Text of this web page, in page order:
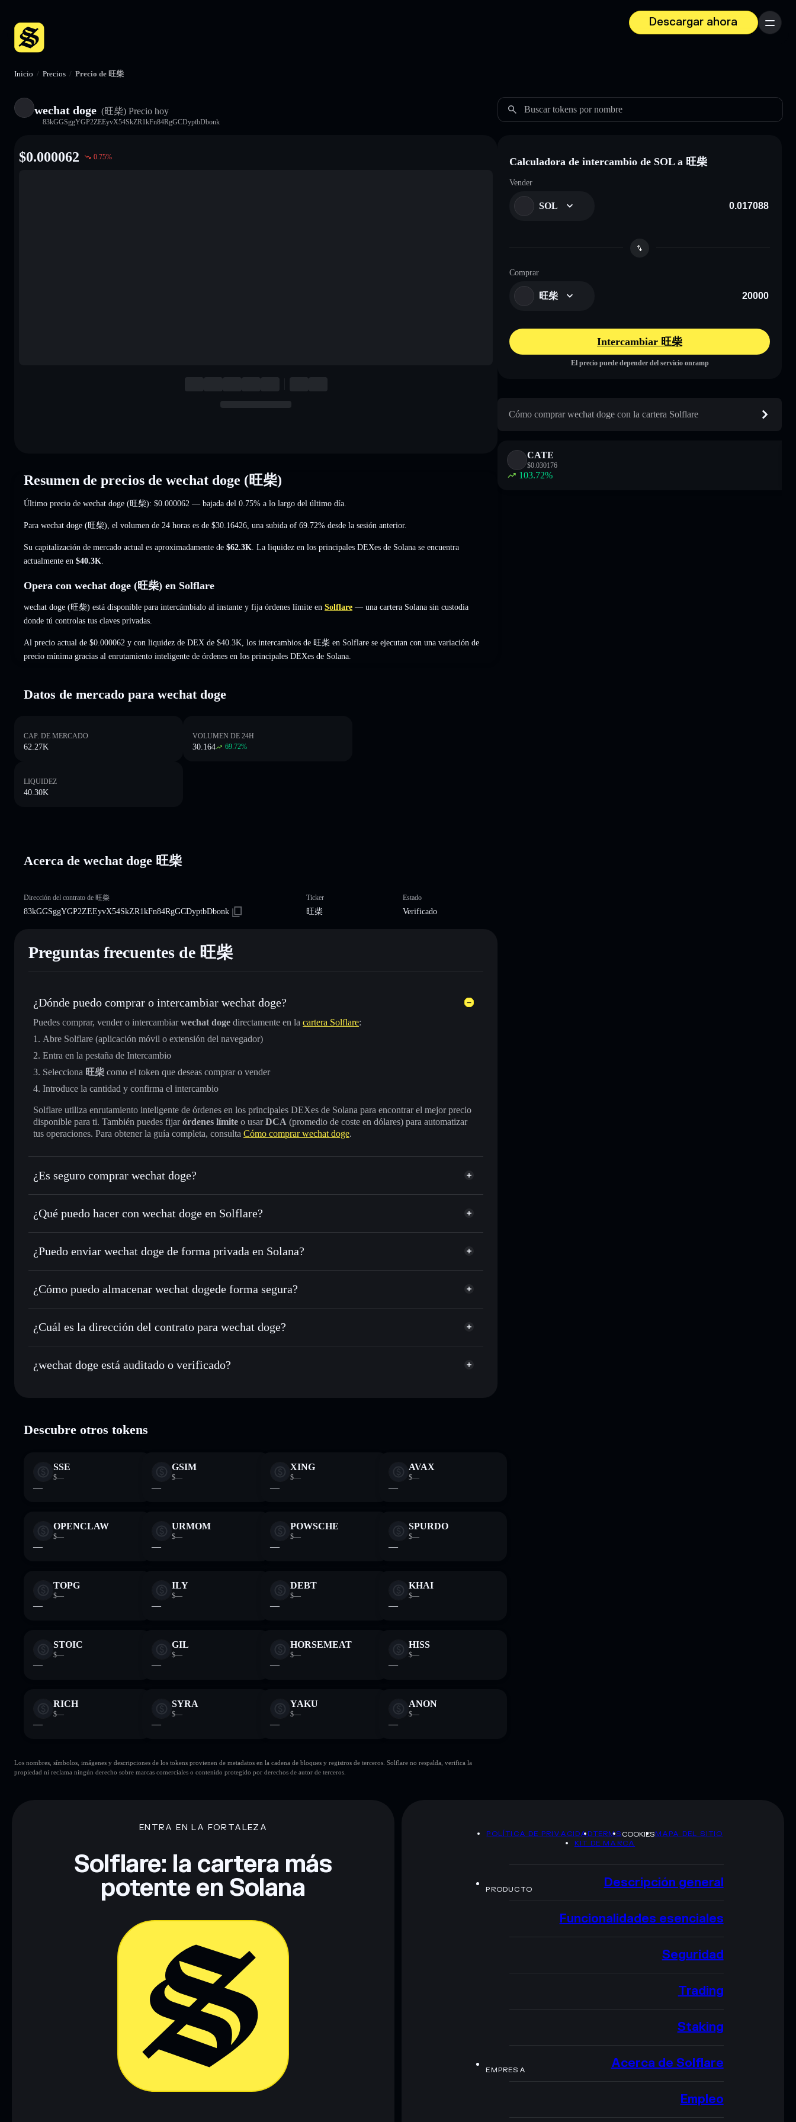
Descargar ahora
Menú
Inicio / Precios / Precio de 旺柴
wechat doge (旺柴) Precio hoy
83kGGSggYGP2ZEEyvX54SkZR1kFn84RgGCDyptbDbonk
Buscar tokens por nombre
$0.000062 0.75%
Resumen de precios de wechat doge (旺柴)
Último precio de wechat doge (旺柴): $0.000062 — bajada del 0.75% a lo largo del último día.
Para wechat doge (旺柴), el volumen de 24 horas es de $30.16426 una subida of 69.72% desde la sesión anterior.
Su capitalización de mercado actual es aproximadamente de $62.3K . La liquidez en los principales DEXes de Solana se encuentra
actualmente en $40.3K
Opera con wechat doge (旺柴) en Solflare
wechat doge (旺柴) está disponible para intercámbialo al instante y fija órdenes límite en Solflare — una cartera Solana sin custodia
donde tú controlas tus claves privadas.
Al precio actual de $0.000062 y con liquidez de DEX de $40.3K, los intercambios de 旺柴 en Solflare se ejecutan con una variación de
precio mínima gracias al enrutamiento inteligente de órdenes en los principales DEXes de Solana.
Datos de mercado para wechat doge
CAP. DE MERCADO
62.27K
VOLUMEN DE 24H
30.164 69.72%
LIQUIDEZ
40.30K
Acerca de wechat doge 旺柴
Dirección del contrato de 旺柴
83kGGSggYGP2ZEEyvX54SkZR1kFn84RgGCDyptbDbonk
Ticker
旺柴
Estado
Verificado
Preguntas frecuentes de 旺柴
¿Dónde puedo comprar o intercambiar wechat doge?
Puedes comprar, vender o intercambiarwechat doge directamente en la cartera Solflare:
Abre Solflare (aplicación móvil o extensión del navegador)
Entra en la pestaña de Intercambio
Selecciona 旺柴 como el token que deseas comprar o vender
Introduce la cantidad y confirma el intercambio
Solflare utiliza enrutamiento inteligente de órdenes en los principales DEXes de Solana para encontrar el mejor precio
disponible para ti. También puedes fijarórdenes límite o usarDCA (promedio de coste en dólares) para automatizar
tus operaciones. Para obtener la guía completa, consulta Cómo comprar wechat doge.
¿Es seguro comprar wechat doge?
wechat doge token verificado
¿Qué puedo hacer con wechat doge en Solflare?
wechat doge
cartera de Solflare
Intercambiar al instante : operar con 旺柴 para SOL, USDC o miles de otros tokens de Solana con enrutamiento
Utilizar DCA: promedio de coste en dólares en 旺柴 a lo largo del tiempo
Enviar de forma privada: transferir 旺柴 sin vincular públicamente las carteras usando el agregador de privacidad
integrado de Solflare
Holdear de forma segura: almacenar 旺柴 en una cartera sin custodia donde tú controla tus claves privadas
¿Puedo enviar wechat doge de forma privada en Solana?
cartera de Solflare agregador de privacidad
wechat
doge
¿Cómo puedo almacenar wechat dogede forma segura?
wechat doge cartera sin custodia Solflare
¿Cuál es la dirección del contrato para wechat doge?
wechat doge
83kGGSggYGP2ZEEyvX54SkZR1kFn84RgGCDyptbDbonk
¿wechat doge está auditado o verificado?
Descubre otros tokens
SSE
$—
—
GSIM
$—
—
XING
$—
—
AVAX
$—
—
OPENCLAW
$—
—
URMOM
$—
—
POWSCHE
$—
—
SPURDO
$—
—
TOPG
$—
—
ILY
$—
—
DEBT
$—
—
KHAI
$—
—
STOIC
$—
—
GIL
$—
—
HORSEMEAT
$—
—
HISS
$—
—
RICH
$—
—
SYRA
$—
—
YAKU
$—
—
ANON
$—
—
Los nombres, símbolos, imágenes y descripciones de los tokens provienen de metadatos en la cadena de bloques y registros de terceros. Solflare no respalda, verifica la
propiedad ni reclama ningún derecho sobre marcas comerciales o contenido protegido por derechos de autor de terceros.
Calculadora de intercambio de SOL a 旺柴
Vender
SOL
Comprar
旺柴
Intercambiar 旺柴
El precio puede depender del servicio onramp
Cómo comprar wechat doge con la cartera Solflare
CATE
$0.030176
103.72%
ENTRA EN LA FORTALEZA
Solflare: la cartera más
potente en Solana
POLÍTICA DE PRIVACIDADTERMSCOOKIESMAPA DEL SITIO
KIT DE MARCA
PRODUCTO Descripción general
Funcionalidades esenciales
Seguridad
Trading
Staking
EMPRESA Acerca de Solflare
Empleo